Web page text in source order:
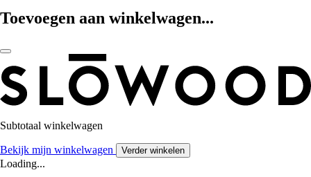
Toevoegen aan winkelwagen...
Subtotaal winkelwagen
Bekijk mijn winkelwagen Verder winkelen
Loading...